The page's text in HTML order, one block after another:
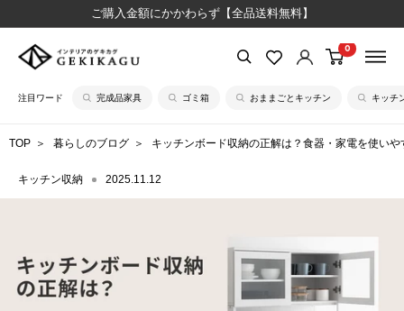
ッ
ご購入金額にかかわらず【全品送料無料】
【公
イ
テ
キ
カ
0
注目ワード 完成品家具 ゴミ箱 おままごとキッチン キッチ
TOP 暮らしのブログ キッチンボード収納の正解は？食器・家電を使い
キッチン収納 2025.11.12